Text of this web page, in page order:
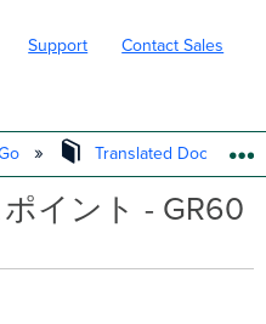
Support Contact Sales
GLOBAL
Translated
イント - GR60